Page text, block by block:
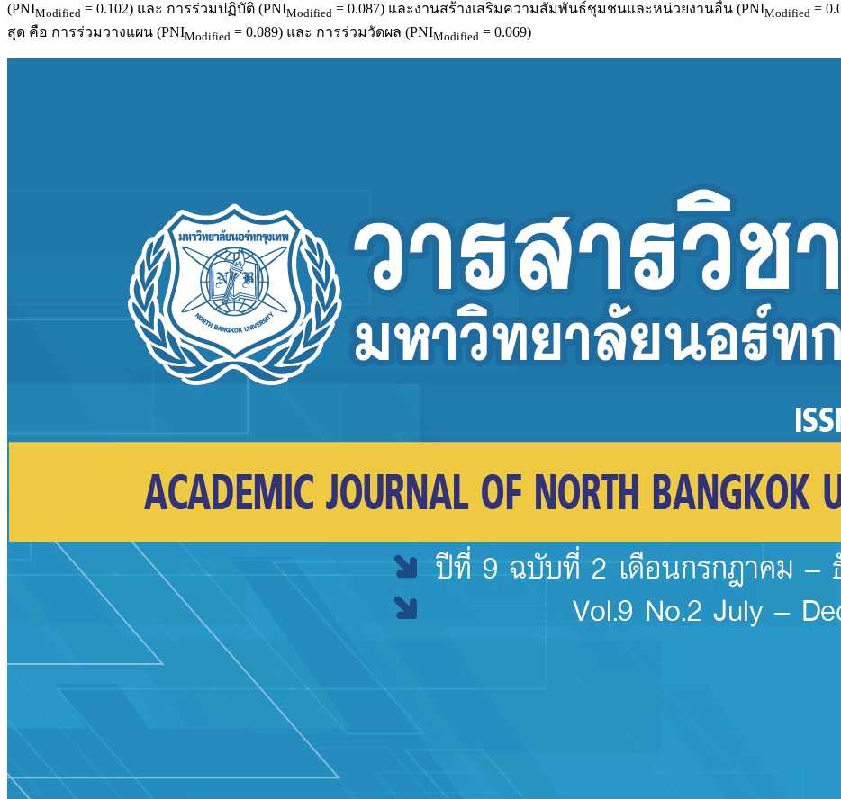
(PNIModified = 0.102) และ การร่วมปฏิบัติ (PNIModified = 0.087) และงานสร้างเสริมความสัมพันธ์ชุมชนและหน่วยงานอื่น (PNIModified =
สุด คือ การร่วมวางแผน (PNIModified = 0.089) และ การร่วมวัดผล (PNIModified = 0.069)